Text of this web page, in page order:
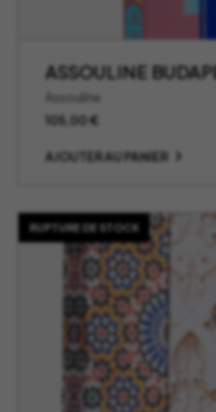
ASSOULINE
Assouline
105,00€
AJOUTER AU PANIER
RUPTURE DE STOCK